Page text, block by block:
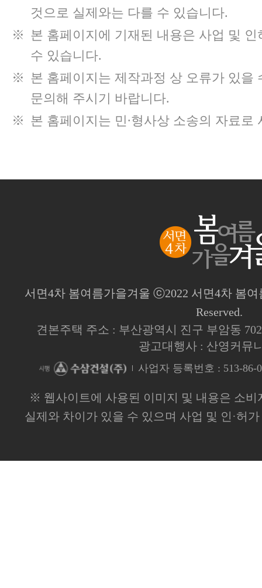
것으로 실제와는 다를 수 있습니다.
※ 본 홈페이지에 기재된 내용은 사업 및
수 있습니다.
※ 본 홈페이지는 제작과정 상 오류가 있을
문의해 주시기 바랍니다.
※ 본 홈페이지는 민∙형사상 소송의 자료로
서면4차 봄여름가을겨울 ⓒ2022 서면4차 봄여
Reserved.
견본주택 주소 : 부산광역시 진구 부암동
광고대행사 : 산영커뮤
사업자 등록번호 : 513-86-
※ 웹사이트에 사용된 이미지 및 내용은 소비
실제와 차이가 있을 수 있으며 사업 및 인·허